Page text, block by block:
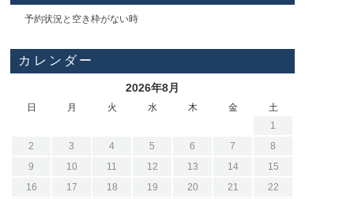
予約状況と空き枠がない時
カレンダー
2026年8月
日 月 火 水 木 金
土
1
2
3 4 5 6 7
8
9
10 11 12 13 14
15
16
17 18 19 20 21
22